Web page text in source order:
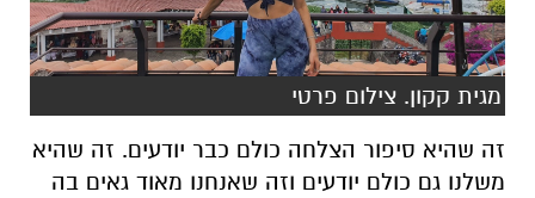
מגית קקון. צילום פרטי
זה שהיא סיפור הצלחה כולם כבר יודעים. זה שהיא
משלנו גם כולם יודעים וזה שאנחנו מאוד גאים בה